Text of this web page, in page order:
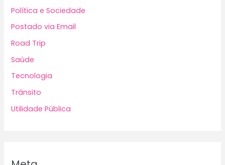
Política e Sociedade
Postado via Email
Road Trip
Saúde
Tecnologia
Trânsito
Utilidade Pública